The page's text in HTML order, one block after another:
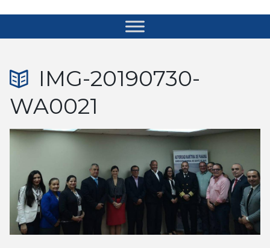
IMG-20190730-
WA0021